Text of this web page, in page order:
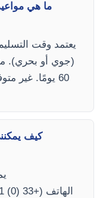
ما هي
يعتمد وقت
كيف